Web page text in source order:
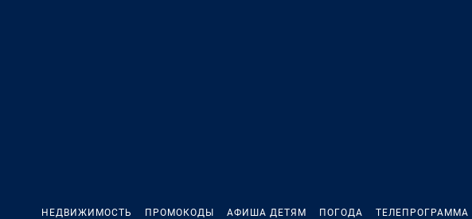
НЕДВИЖИМОСТЬ ПРОМОКОДЫ АФИША ДЕТЯМ ПОГОДА ТЕЛЕПРОГРАММА